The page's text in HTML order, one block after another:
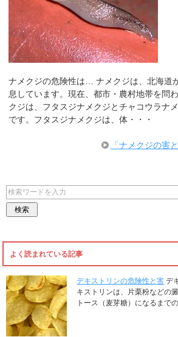
ナメクジの危険性は… ナメクジは、北海道
息しています。現在、都市・農村地帯を問
クジは、フタスジナメクジとチャコウラナ
です。フタスジナメクジは、体・・・
「ナメクジの害
よく読まれている記事
デキストリンの危険性と害 デ
キストリンは、片栗粉などの
トース（麦芽糖）になるまでの